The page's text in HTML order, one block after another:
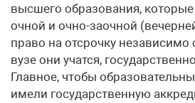
высшего образования,
очной и очно-заочной
право на отсрочку независимо
вузе они учатся,
Главное, чтобы
имели государственную